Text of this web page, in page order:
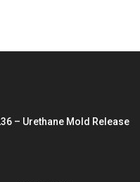
– Urethane Mold Release